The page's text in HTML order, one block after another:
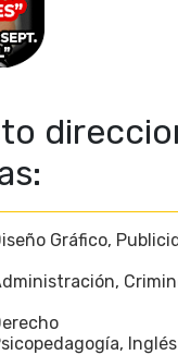
Gráfico,
Inglés